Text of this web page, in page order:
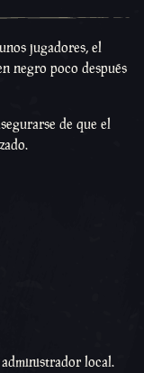
jugadores, el
negro poco después
de que el
local.